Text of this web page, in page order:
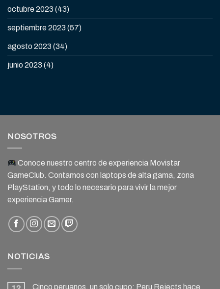
octubre 2023 (43)
septiembre 2023 (57)
agosto 2023 (34)
junio 2023 (4)
NOSOTROS
Conoce nuestro centro de experiencia Movistar
GameClub. Contamos con laptops de alta gama, zona
PlayStation, y todo lo necesario para vivir la mejor
experiencia Gamer.
NOTICIAS
Cinco peruanos, un solo cupo: Peru Rejects hace